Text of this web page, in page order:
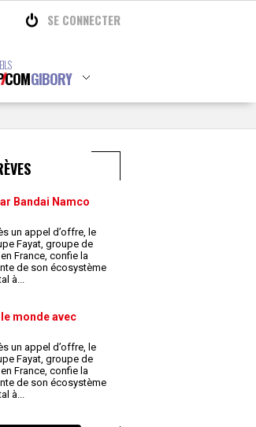
SE CONNECTER
COMGIBORY
Bandai Namco
un appel d’offre, le
Fayat, groupe de
en France, confie la
de son écosystème
à...
monde avec
un appel d’offre, le
Fayat, groupe de
en France, confie la
de son écosystème
à...